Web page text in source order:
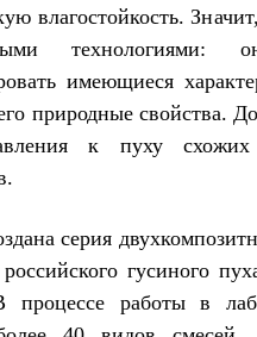
влагостойкость.
технологиями:
имеющиеся
природные свойства.
к пуху
серия
гусиного
работы в